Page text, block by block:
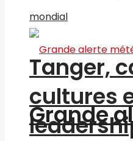
Tanger,
cultures
Grande